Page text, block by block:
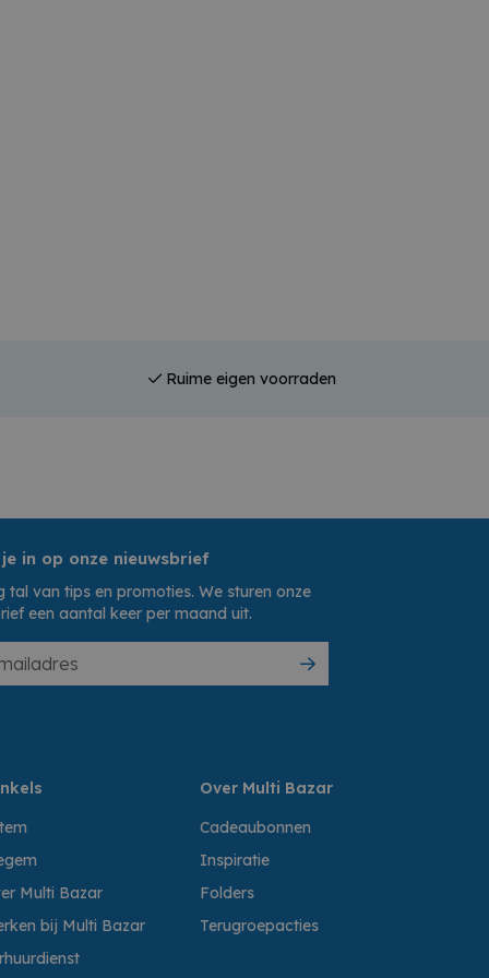
Ruime eigen voorraden
in op onze nieuwsbrief
tal van tips en promoties. We sturen onze
een aantal keer per maand uit.
Multi Bazar
bij Multi Bazar
Over Multi Bazar
Cadeaubonnen
Inspiratie
Folders
Terugroepacties